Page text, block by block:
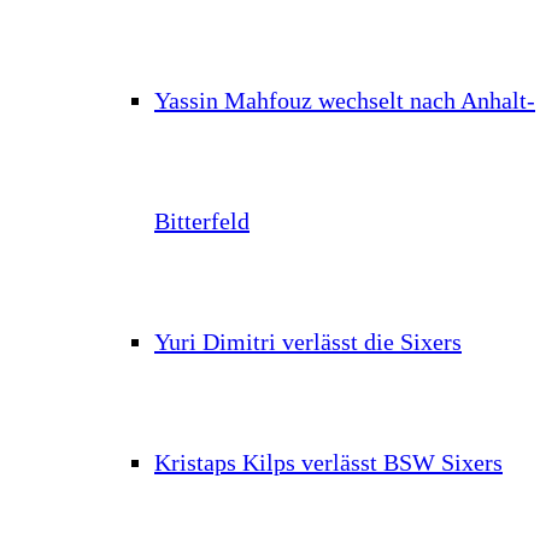
Yassin Mahfouz wechselt nach Anhalt-
Bitterfeld
Yuri Dimitri verlässt die Sixers
Kristaps Kilps verlässt BSW Sixers